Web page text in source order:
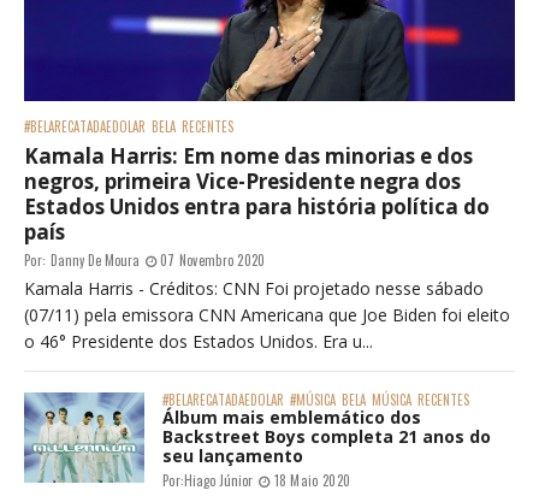
#BELARECATADAEDOLAR BELA RECENTES
Kamala Harris: Em nome das minorias e dos
negros, primeira Vice-Presidente negra dos
Estados Unidos entra para história política do
país
Por: Danny De Moura 07 Novembro 2020
Kamala Harris - Créditos: CNN Foi projetado nesse sábado
(07/11) pela emissora CNN Americana que Joe Biden foi eleito
o 46° Presidente dos Estados Unidos. Era u...
#BELARECATADAEDOLAR #MÚSICA BELA MÚSICA RECENTES
Álbum mais emblemático dos
Backstreet Boys completa 21 anos do
seu lançamento
Por:Hiago Júnior 18 Maio 2020